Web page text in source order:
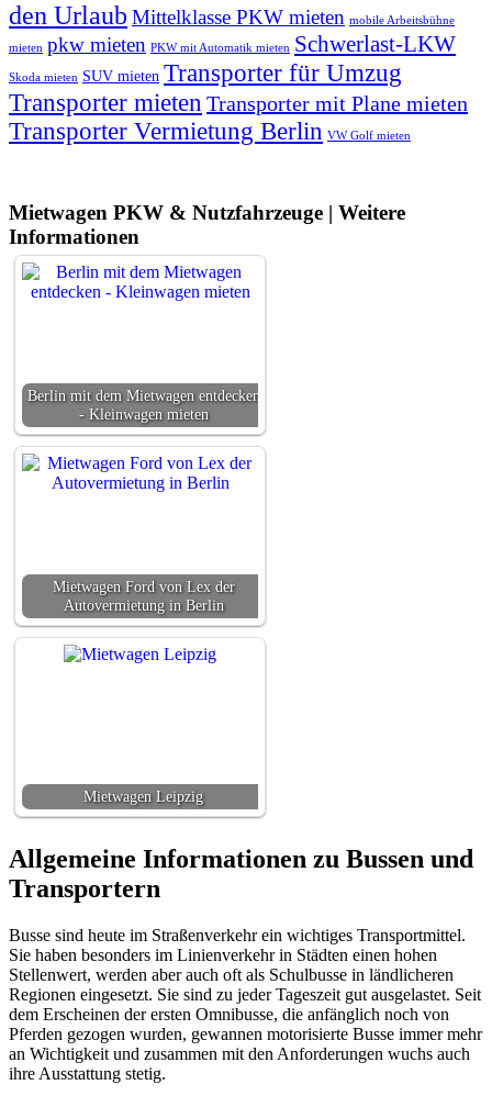
den Urlaub Mittelklasse PKW mieten mobile Arbeitsbühne
mieten pkw mieten PKW mit Automatik mieten Schwerlast-LKW
Skoda mieten SUV mieten Transporter für Umzug
Transporter mieten Transporter mit Plane mieten
Transporter Vermietung Berlin VW Golf mieten
Mietwagen PKW & Nutzfahrzeuge | Weitere
Informationen
Berlin mit dem Mietwagen entdecken
- Kleinwagen mieten
Mietwagen Ford von Lex der
Autovermietung in Berlin
Mietwagen Leipzig
Allgemeine Informationen zu Bussen und
Transportern
Busse sind heute im Straßenverkehr ein wichtiges Transportmittel.
Sie haben besonders im Linienverkehr in Städten einen hohen
Stellenwert, werden aber auch oft als Schulbusse in ländlicheren
Regionen eingesetzt. Sie sind zu jeder Tageszeit gut ausgelastet. Seit
dem Erscheinen der ersten Omnibusse, die anfänglich noch von
Pferden gezogen wurden, gewannen motorisierte Busse immer mehr
an Wichtigkeit und zusammen mit den Anforderungen wuchs auch
ihre Ausstattung stetig.